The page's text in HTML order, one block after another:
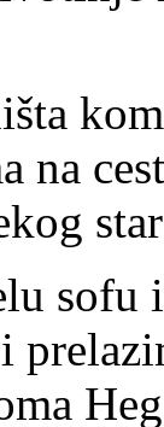
na
sofu